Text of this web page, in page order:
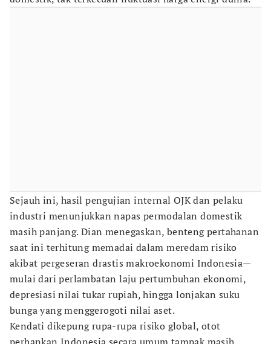
Sejauh ini, hasil pengujian internal OJK dan pelaku
industri menunjukkan napas permodalan domestik
masih panjang. Dian menegaskan, benteng pertahanan
saat ini terhitung memadai dalam meredam risiko
akibat pergeseran drastis makroekonomi Indonesia—
mulai dari perlambatan laju pertumbuhan ekonomi,
depresiasi nilai tukar rupiah, hingga lonjakan suku
bunga yang menggerogoti nilai aset.
Kendati dikepung rupa-rupa risiko global, otot